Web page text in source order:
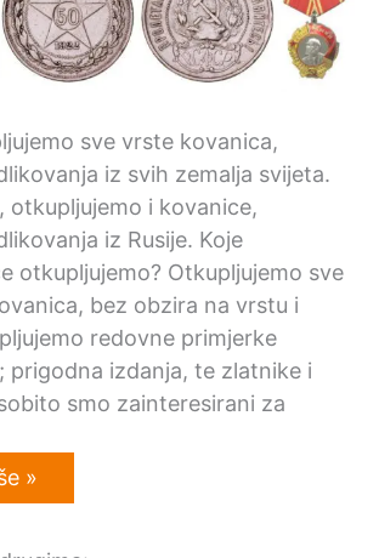
sve vrste kovanica,
iz svih zemalja svijeta.
otkupljujemo i kovanice,
iz Rusije. Koje
otkupljujemo? Otkupljujemo sve
bez obzira na vrstu i
redovne primjerke
prigodna izdanja, te zlatnike i
smo zainteresirani za
»